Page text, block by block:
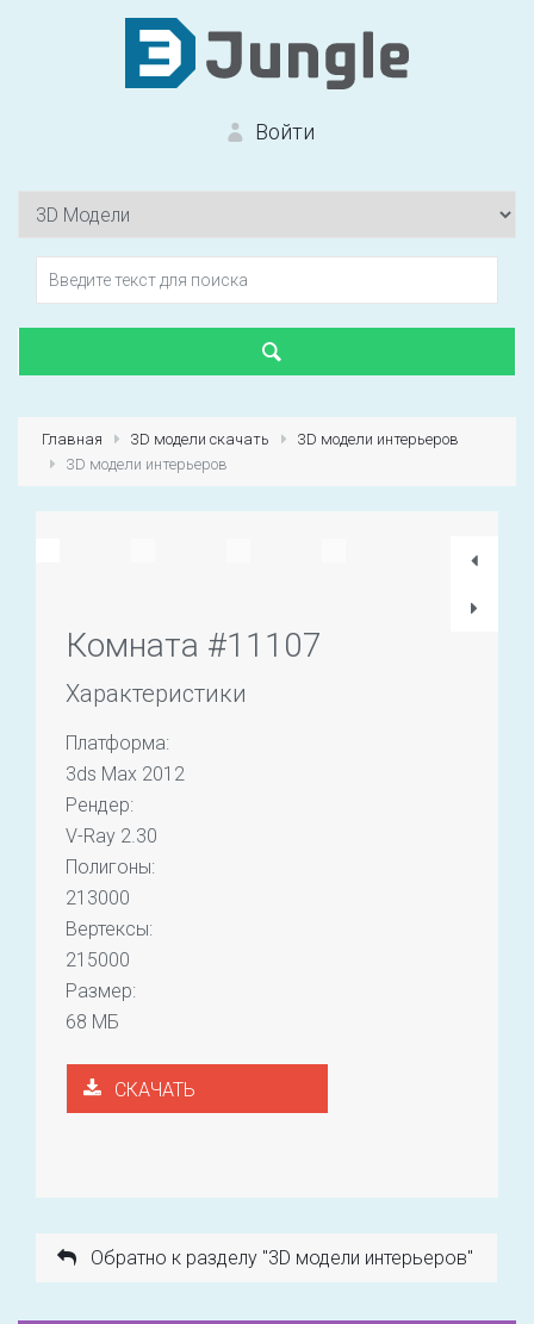
Войти
Первый раз?
Главная 3D модели скачать
3D модели интерьеров
3D модели интерьеров
Комната #11107
Характеристики
Платформа:
3ds Max 2012
Рендер:
V-Ray 2.30
Полигоны:
213000
Вертексы:
215000
Размер:
68 МБ
СКАЧАТЬ
Обратно к разделу "3D модели интерьеров"